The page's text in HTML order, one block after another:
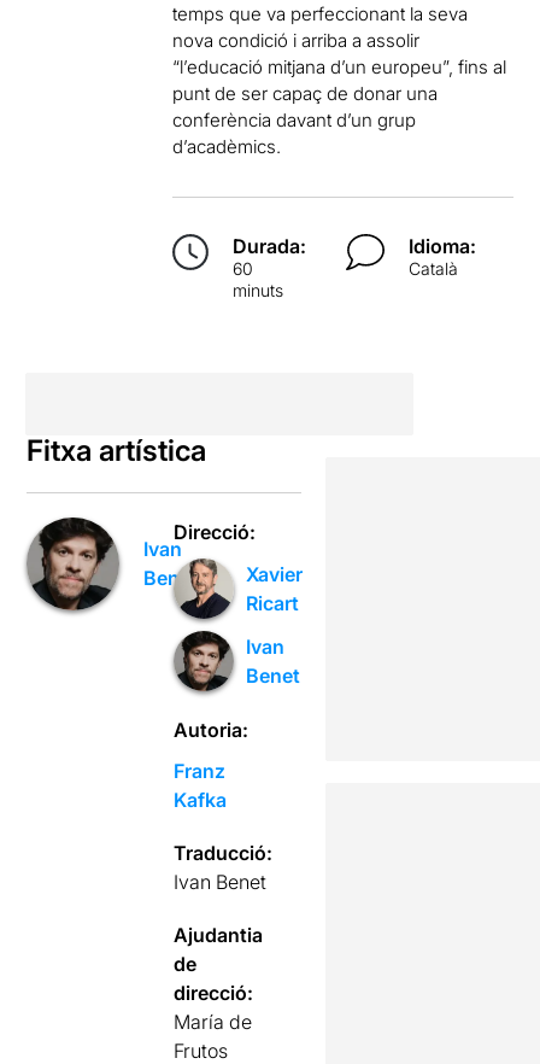
temps que va perfeccionant la seva
nova condició i arriba a assolir
“l’educació mitjana d’un europeu”, fins al
punt de ser capaç de donar una
conferència davant d’un grup
d’acadèmics.
Durada:
60
minuts
Idioma:
Català
Fitxa artística
Ivan
Benet
Direcció:
Xavier
Ricart
Ivan
Benet
Autoria:
Franz
Kafka
Traducció:
Ivan Benet
Ajudantia
de
direcció:
María de
Frutos